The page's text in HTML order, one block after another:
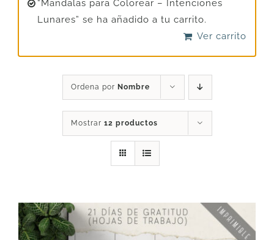
ARTÍCULOS
CONTACTO
“Mandalas para Colorear – Intenciones
Lunares” se ha añadido a tu carrito.
Ver carrito
Ordena por Nombre
Mostrar 12 productos